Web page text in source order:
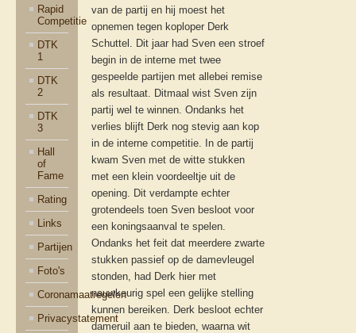
Rapid
Competitie
DTK
1
DTK
2
DTK
3
Hall
of
Fame
Rating
Links
Partijen
Foto's
Coronamaatregelen
Privacystatement
van de partij en hij moest het
opnemen tegen koploper Derk
Schuttel. Dit jaar had Sven een stroef
begin in de interne met twee
gespeelde partijen met allebei remise
als resultaat. Ditmaal wist Sven zijn
partij wel te winnen. Ondanks het
verlies blijft Derk nog stevig aan kop
in de interne competitie. In de partij
kwam Sven met de witte stukken
met een klein voordeeltje uit de
opening. Dit verdampte echter
grotendeels toen Sven besloot voor
een koningsaanval te spelen.
Ondanks het feit dat meerdere zwarte
stukken passief op de damevleugel
stonden, had Derk hier met
nauwkeurig spel een gelijke stelling
kunnen bereiken. Derk besloot echter
dameruil aan te bieden, waarna wit